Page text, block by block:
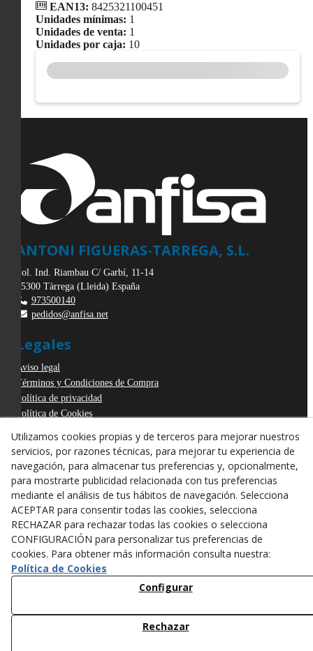
EAN13: 8425321100451
Unidades mínimas: 1
Unidades de venta: 1
Unidades por caja: 10
ANTONI FIGUERAS-TARREGA, S.L.
Pol. Ind. Riambau C/ Garbí, 11-14
25300 Tàrrega (Lleida) España
973500140
pedidos@anfisa.net
Legales
Aviso legal
Términos y Condiciones de Compra
Política de privacidad
Política de Cookies
Derecho de desistimiento
Utilizamos cookies propias y de terceros para mejorar nuestros
servicios, por razones técnicas, para mejorar tu experiencia de
navegación, para almacenar tus preferencias y, opcionalmente,
para mostrarte publicidad relacionada con tus preferencias
mediante el análisis de tus hábitos de navegación. Selecciona
ACEPTAR para consentir todas las cookies, selecciona
RECHAZAR para rechazar todas las cookies o selecciona
CONFIGURACIÓN para personalizar tus preferencias de
cookies. Para obtener más información consulta nuestra:
Política de Cookies
Configurar
Rechazar